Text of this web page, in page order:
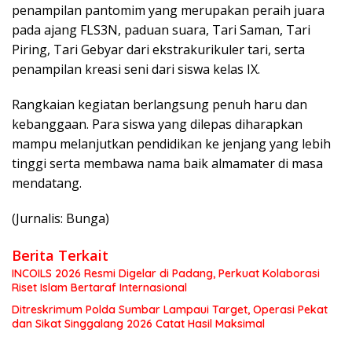
penampilan pantomim yang merupakan peraih juara
pada ajang FLS3N, paduan suara, Tari Saman, Tari
Piring, Tari Gebyar dari ekstrakurikuler tari, serta
penampilan kreasi seni dari siswa kelas IX.
Rangkaian kegiatan berlangsung penuh haru dan
kebanggaan. Para siswa yang dilepas diharapkan
mampu melanjutkan pendidikan ke jenjang yang lebih
tinggi serta membawa nama baik almamater di masa
mendatang.
(Jurnalis: Bunga)
Berita Terkait
INCOILS 2026 Resmi Digelar di Padang, Perkuat Kolaborasi
Riset Islam Bertaraf Internasional
Ditreskrimum Polda Sumbar Lampaui Target, Operasi Pekat
dan Sikat Singgalang 2026 Catat Hasil Maksimal